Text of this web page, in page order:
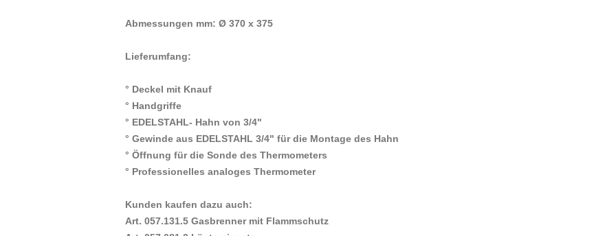
Abmessungen mm: Ø 370 x 375
Lieferumfang:
° Deckel mit Knauf
° Handgriffe
° EDELSTAHL- Hahn von 3/4"
° Gewinde aus EDELSTAHL 3/4" für die Montage des Hahn
° Öffnung für die Sonde des Thermometers
° Professionelles analoges Thermometer
Kunden kaufen dazu auch:
Art. 057.131.5 Gasbrenner mit Flammschutz